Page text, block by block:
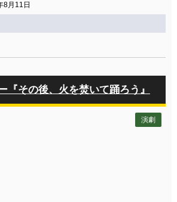
2026年8月11日
その後、火を焚いて踊ろう』
演劇